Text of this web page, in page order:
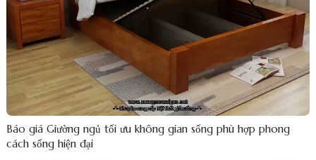
Báo giá Giường ngủ tối ưu không gian sống phù hợp phong
cách sống hiện đại